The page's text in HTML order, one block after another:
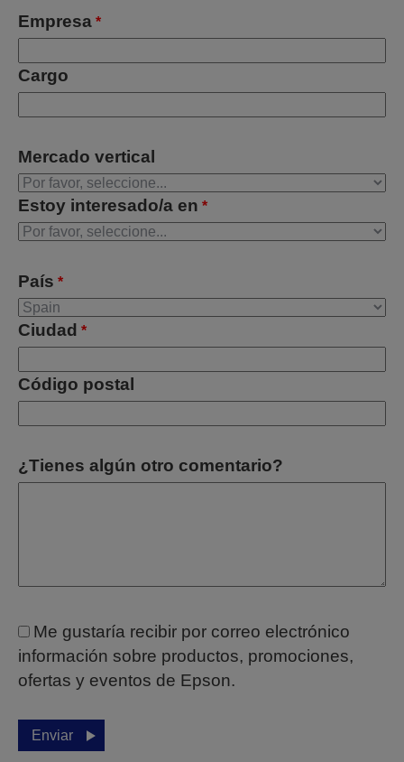
Empresa *
Cargo
Mercado vertical
Estoy interesado/a en *
País *
Ciudad *
Código postal
¿Tienes algún otro comentario?
Me gustaría recibir por correo electrónico
información sobre productos, promociones,
ofertas y eventos de Epson.
Enviar